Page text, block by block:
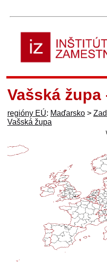
Vašská župa
regióny EÚ: Maďarsko >
Vašská župa